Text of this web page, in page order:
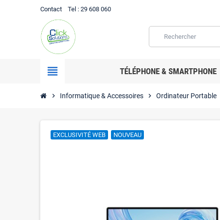
Contact Tel : 29 608 060
view_headline TÉLÉPHONE & SMARTPHONE
chevron_right Informatique & Accessoires chevron_right Ordinateur Portable
EXCLUSIVITÉ WEB NOUVEAU